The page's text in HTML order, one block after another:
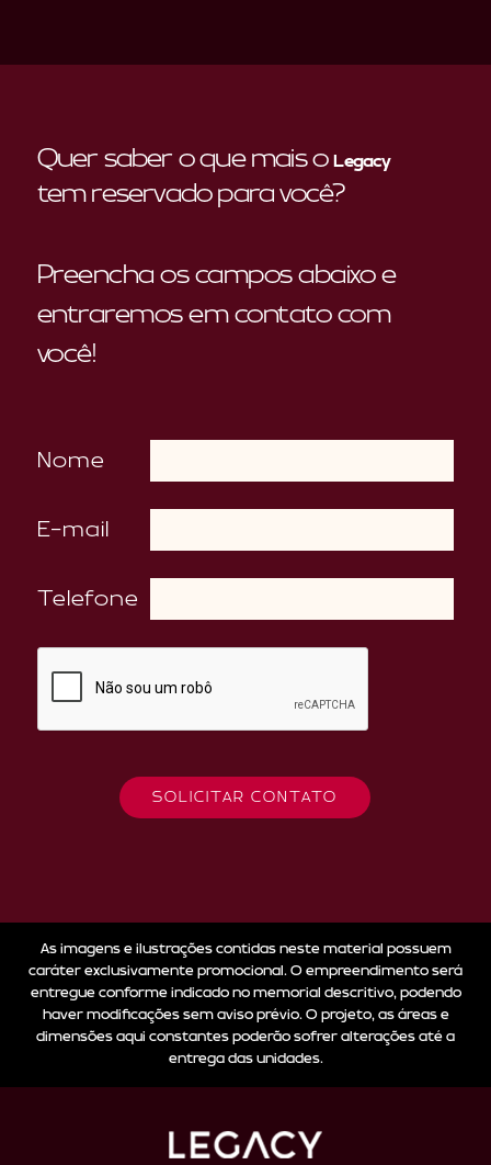
Quer saber o que mais oLegacy
tem reservado para você?
Preencha os campos abaixo e
entraremos em contato com
você!
Nome
E-mail
Telefone
SOLICITAR CONTATO
As imagens e ilustrações contidas neste material possuem
caráter exclusivamente promocional. O empreendimento será
entregue conforme indicado no memorial descritivo, podendo
haver modificações sem aviso prévio. O projeto, as áreas e
dimensões aqui constantes poderão sofrer alterações até a
entrega das unidades.